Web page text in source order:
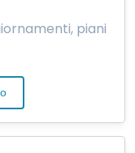
piani